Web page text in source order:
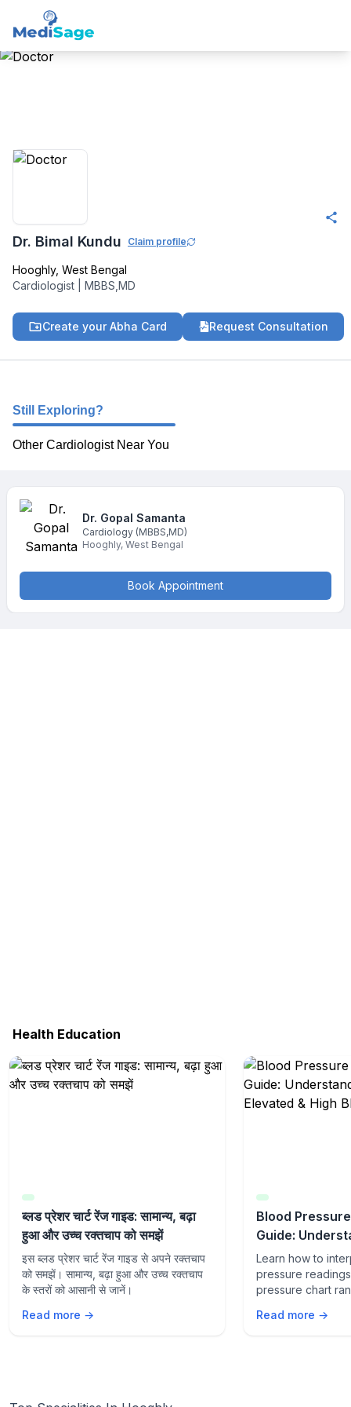
Dr. Bimal Kundu Claim profile
Hooghly, West Bengal
Cardiologist
MBBS,MD
Create your Abha Card Request Consultation
Still Exploring?
Other Cardiologist Near You
Dr. Gopal Samanta
Cardiology (MBBS,MD)
Hooghly, West Bengal
Book Appointment
Health Education
ब्लड प्रेशर चार्ट रेंज गाइड: सामान्य, बढ़ा
हुआ और उच्च रक्तचाप को समझें
इस ब्लड प्रेशर चार्ट रेंज गाइड से अपने रक्तचाप
को समझें। सामान्य, बढ़ा हुआ और उच्च रक्तचाप
के स्तरों को आसानी से जानें।
Read more →
Blood
Guide:
Elevated &
Pressure
Learn how to
pressure
pressure chart
high blood
Read more →